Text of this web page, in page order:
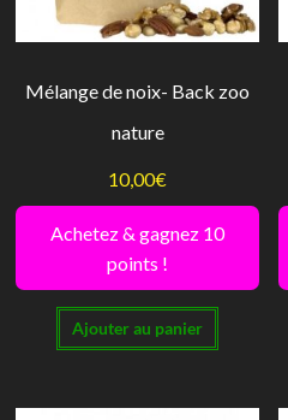
Mélange de noix- Back zoo
nature
10,00€
Achetez & gagnez 10
points !
Ajouter au panier